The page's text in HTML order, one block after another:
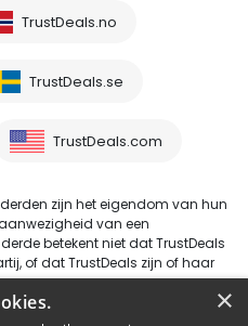
TrustDeals.no
TrustDeals.se
TrustDeals.com
zijn het eigendom van hun
van een
betekent niet dat TrustDeals
of dat TrustDeals zijn of haar
×